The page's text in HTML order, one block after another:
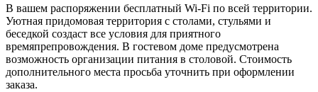
В вашем распоряжении бесплатный Wi-Fi по всей территории.
Уютная придомовая территория с столами, стульями и
беседкой создаст все условия для приятного
времяпрепровождения. В гостевом доме предусмотрена
возможность организации питания в столовой. Стоимость
дополнительного места просьба уточнить при оформлении
заказа.